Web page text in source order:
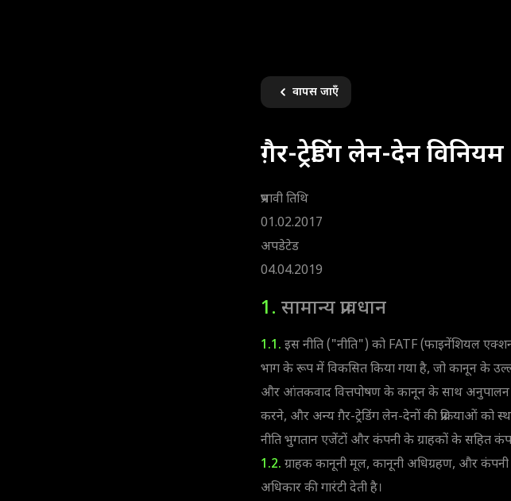
वापस जाएँ
ग़ैर-ट्रेडिंग लेन-देन
प्रभावी तिथि
01.02.2017
अपडेटेड
04.04.2019
1. सामान्य प्रावधान
1.1. इस नीति ("नीति") को FATF (फाइनेंशियल
भाग के रूप में विकसित किया गया है, जो कानून के
और आंतकवाद वित्तपोषण के कानून के साथ अनुपालन
करने, और अन्य ग़ैर-ट्रेडिंग लेन-देनों की प्रक्रियाओं को
नीति भुगतान एजेंटों और कंपनी के ग्राहकों के सहित
1.2. ग्राहक कानूनी मूल, कानूनी अधिग्रहण, और कंपनी
अधिकार की गारंटी देती है।